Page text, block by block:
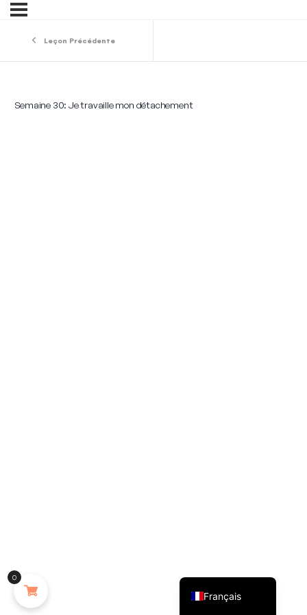
Leçon Précédente
Semaine 30: Je travaille mon détachement
0
Français